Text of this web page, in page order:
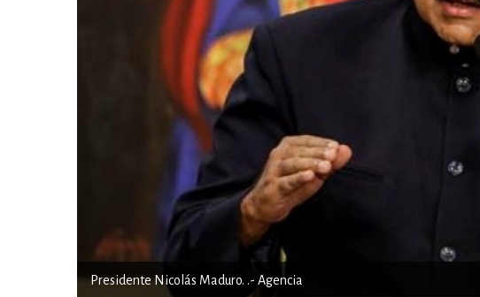
Presidente Nicolás Maduro. .- Agencia